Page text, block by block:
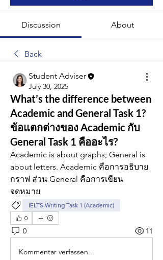
Discussion About
Back
Student Adviser
July 30, 2025
What’s the difference between
Academic and General Task 1?
ข้อแตกต่างของ Academic กับ
General Task 1 คืออะไร?
Academic is about graphs; General is
about letters. Academic คือการอธิบาย
กราฟ ส่วน General คือการเขียน
จดหมาย
IELTS Writing Task 1 (Academic)
0
0 11
Kommentar verfassen...